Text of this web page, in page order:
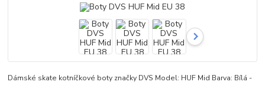
Dámské skate kotníčkové boty značky DVS Model: HUF Mid Barva: Bílá -